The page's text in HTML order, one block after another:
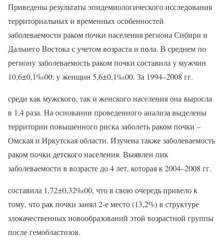
Приведены результаты эпидемиологического исследования
территориальных и временных особенностей
заболеваемости раком почки населения региона Сибири и
Дальнего Востока с учетом возраста и пола. В среднем по
региону заболеваемость раком почки составила у мужчин
10,6±0,1‰00; у женщин 5,6±0,1‰00. За 1994–2008 гг.
среди как мужского, так и женского населения она выросла
в 1,4 раза. На основании проведенного анализа выделены
территории повышенного риска заболеть раком почки –
Омская и Иркутская области. Изучена также заболеваемость
раком почки детского населения. Выявлен пик
заболеваемости в возрасте до 4 лет, которая к 2004–2008 гг.
составила 1,72±0,32‰00, что в свою очередь привело к
тому, что рак почки занял 2-е место (13,2%) в структуре
злокачественных новообразований этой возрастной группы
после гемобластозов.